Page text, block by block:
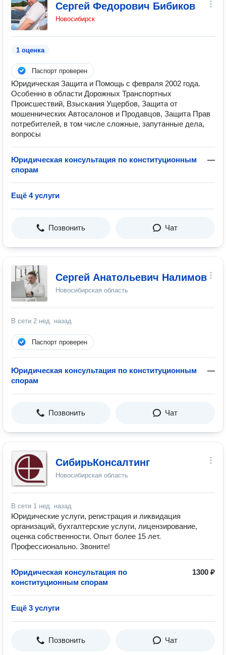
Сергей Федорович Бибиков
Новосибирск
1 оценка
Паспорт проверен
Юридическая Защита и Помощь с февраля 2002 года.
Особенно в области Дорожных Транспортных
Происшествий, Взыскания Ущербов, Защита от
мошеннических Автосалонов и Продавцов, Защита Прав
потребителей, в том числе сложные, запутанные дела,
вопросы
Юридическая консультация по конституционным
спорам
—
Ещё 4 услуги
Позвонить Чат
Сергей Анатольевич Налимов
Новосибирская область
В сети 2 нед. назад
Паспорт проверен
Юридическая консультация по конституционным
спорам
—
Позвонить Чат
СибирьКонсалтинг
Новосибирская область
В сети 1 нед. назад
Юридические услуги, регистрация и ликвидация
организаций, бухгалтерские услуги, лицензирование,
оценка собственности. Опыт более 15 лет.
Профессионально. Звоните!
Юридическая консультация по
конституционным спорам
1300 ₽
Ещё 3 услуги
Позвонить Чат